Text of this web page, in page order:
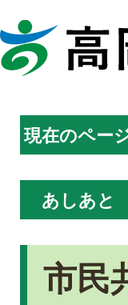
現在のペー
あしあと
市民